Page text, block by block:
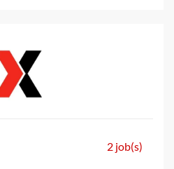
2 job(s)